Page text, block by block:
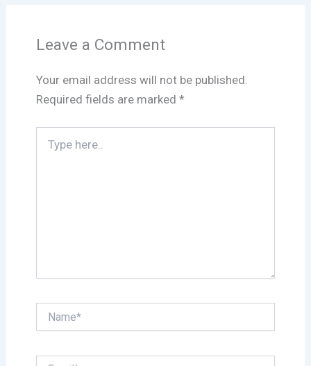
Leave a Comment
Your email address will not be published.
Required fields are marked *
here..